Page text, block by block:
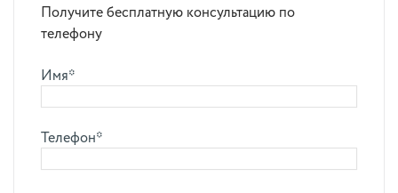
Получите бесплатную консультацию по
телефону
Имя*
Телефон*